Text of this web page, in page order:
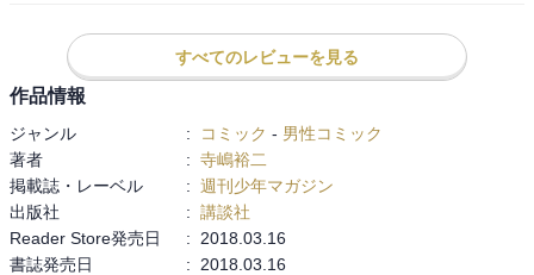
に奥村と瀬戸が合流し、降谷も復帰が決まる。そして、東京代表に
招集された御幸は、稲実グラウンドで成宮や乾、梅宮ら都内強豪校
の錚錚たるメンバーと顔をあわせる。（Amazon紹介より）
すべてのレビューを見る
作品情報
ジャンル : コミック - 男性コミック
著者
: 寺嶋裕二
掲載誌・レーベル
: 週刊少年マガジン
出版社
: 講談社
Reader Store発売日
:
2018.03.16
書誌発売日
:
2018.03.16